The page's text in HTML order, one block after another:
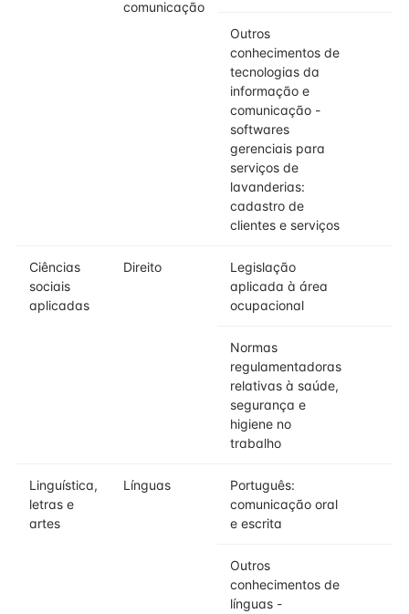
comunicação
Outros
conhecimentos de
tecnologias da
informação e
comunicação -
softwares
gerenciais para
serviços de
lavanderias:
cadastro de
clientes e serviços
Ciências
sociais
aplicadas
Direito
Legislação
aplicada à área
ocupacional
Normas
regulamentadoras
relativas à saúde,
segurança e
higiene no
trabalho
Linguística,
letras e
artes
Línguas
Português:
comunicação oral
e escrita
Outros
conhecimentos de
línguas -